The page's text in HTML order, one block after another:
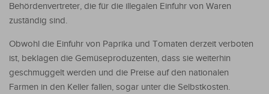
Behördenvertreter, die für die illegalen Einfuhr von Waren
zuständig sind.
Obwohl die Einfuhr von Paprika und Tomaten derzeit verboten
ist, beklagen die Gemüseproduzenten, dass sie weiterhin
geschmuggelt werden und die Preise auf den nationalen
Farmen in den Keller fallen, sogar unter die Selbstkosten.